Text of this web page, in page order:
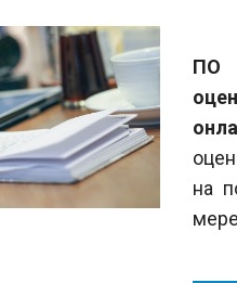
ПО
на